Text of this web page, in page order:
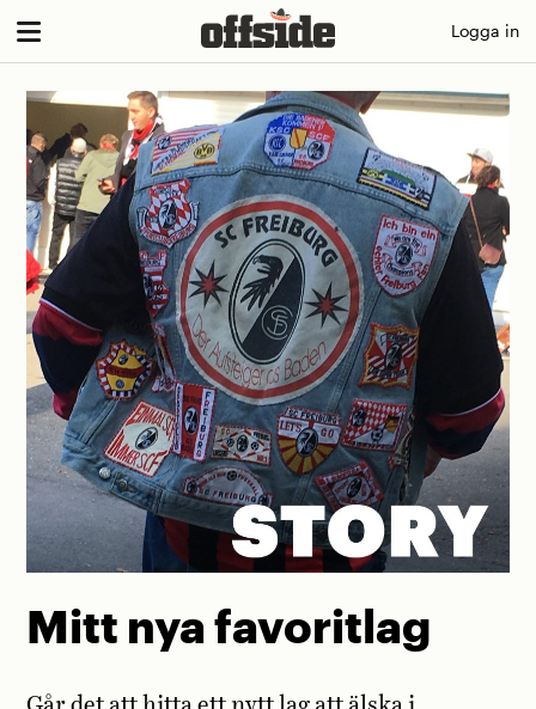
Skip
content
Logga in
Mitt nya favoritlag